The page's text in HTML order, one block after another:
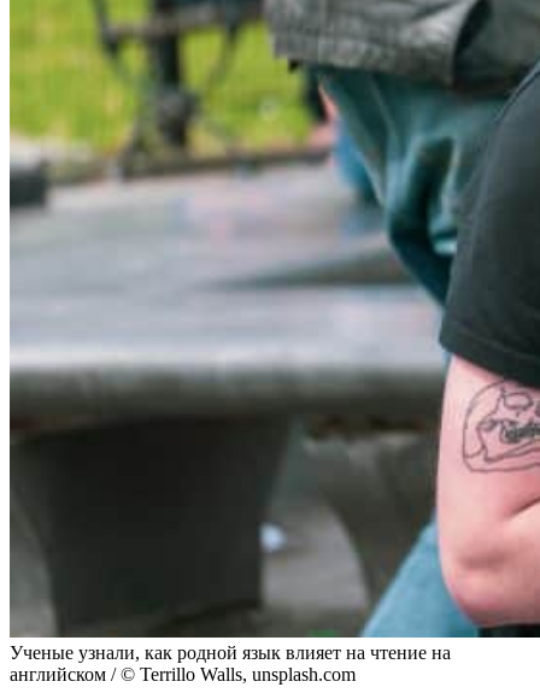
Ученые узнали, как родной язык влияет на чтение на
английском / © Terrillo Walls, unsplash.com